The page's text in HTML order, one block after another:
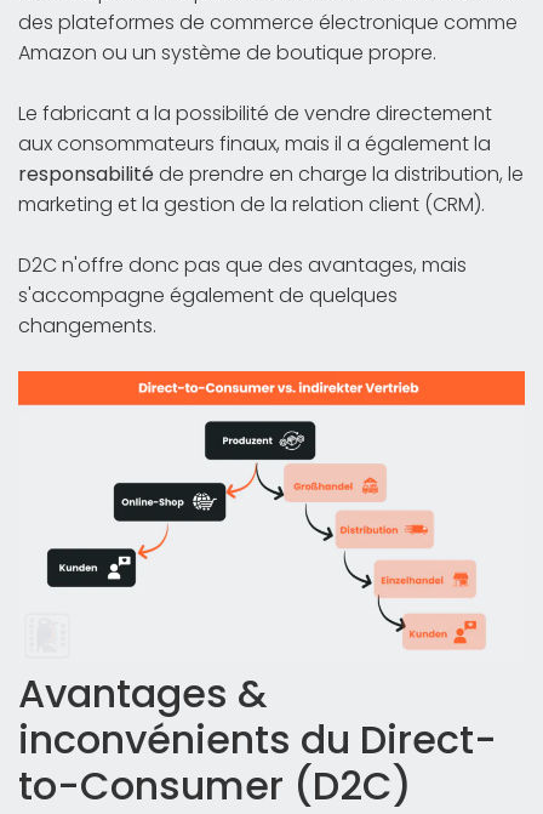
des plateformes de commerce électronique comme
Amazon ou un système de boutique propre.
Le fabricant a la possibilité de vendre directement
aux consommateurs finaux, mais il a également la
responsabilitéde prendre en charge la distribution, le
marketing et la gestion de la relation client (CRM).
D2C n'offre donc pas que des avantages, mais
s'accompagne également de quelques
changements.
Avantages &
inconvénients du Direct-
to-Consumer (D2C)